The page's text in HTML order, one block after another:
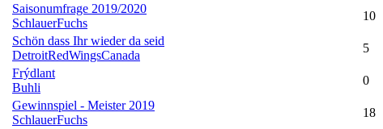
Saisonumfrage 2019/2020
SchlauerFuchs
10
Schön dass Ihr wieder da seid
DetroitRedWingsCanada
5
Frýdlant
Buhli
0
Gewinnspiel - Meister 2019
SchlauerFuchs
18